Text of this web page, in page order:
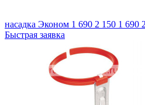
насадка Эконом 1 690 2 150 1 690
Быстрая заявка